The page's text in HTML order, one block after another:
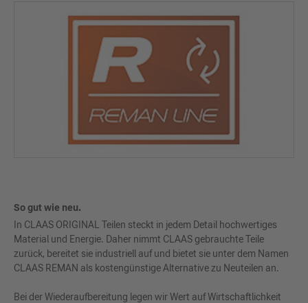
So gut wie neu.
In CLAAS ORIGINAL Teilen steckt in jedem Detail hochwertiges
Material und Energie. Daher nimmt CLAAS gebrauchte Teile
zurück, bereitet sie industriell auf und bietet sie unter dem Namen
CLAAS REMAN als kostengünstige Alternative zu Neuteilen an.
Bei der Wiederaufbereitung legen wir Wert auf Wirtschaftlichkeit